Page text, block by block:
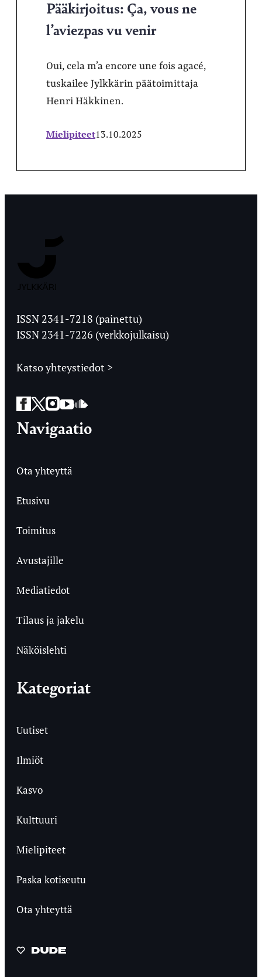
Pääkirjoitus: Ça, vous ne
l’aviezpas vu venir
Oui, cela m’a encore une fois agacé,
tuskailee Jylkkärin päätoimittaja
Henri Häkkinen.
Mielipiteet13.10.2025
Ylioppilaslehti
ISSN 2341-7218 (painettu)
ISSN 2341-7226 (verkkojulkaisu)
Katso yhteystiedot >
Facebook
Twitter
Instagram
YouTube
SoundCloud
Navigaatio
Ota yhteyttä
Etusivu
Toimitus
Avustajille
Mediatiedot
Tilaus ja jakelu
Näköislehti
Kategoriat
Uutiset
Ilmiöt
Kasvo
Kulttuuri
Mielipiteet
Paska kotiseutu
Ota yhteyttä